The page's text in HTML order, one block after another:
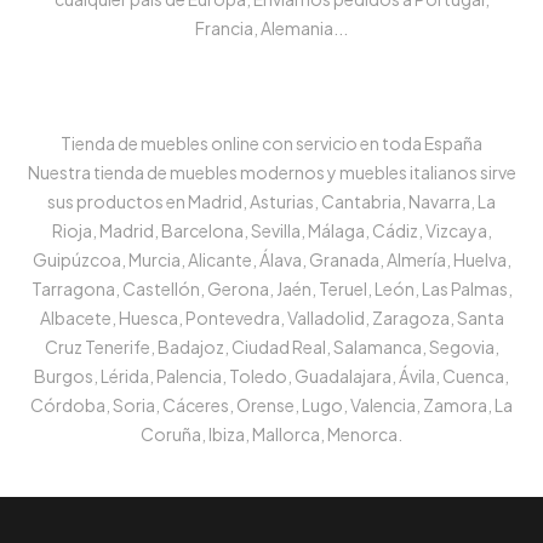
Francia, Alemania...
Tienda de muebles online con servicio en toda España
Nuestra tienda de muebles modernos y muebles italianos sirve
sus productos en Madrid, Asturias, Cantabria, Navarra, La
Rioja, Madrid, Barcelona, Sevilla, Málaga, Cádiz, Vizcaya,
Guipúzcoa, Murcia, Alicante, Álava, Granada, Almería, Huelva,
Tarragona, Castellón, Gerona, Jaén, Teruel, León, Las Palmas,
Albacete, Huesca, Pontevedra, Valladolid, Zaragoza, Santa
Cruz Tenerife, Badajoz, Ciudad Real, Salamanca, Segovia,
Burgos, Lérida, Palencia, Toledo, Guadalajara, Ávila, Cuenca,
Córdoba, Soria, Cáceres, Orense, Lugo, Valencia, Zamora, La
Coruña, Ibiza, Mallorca, Menorca.